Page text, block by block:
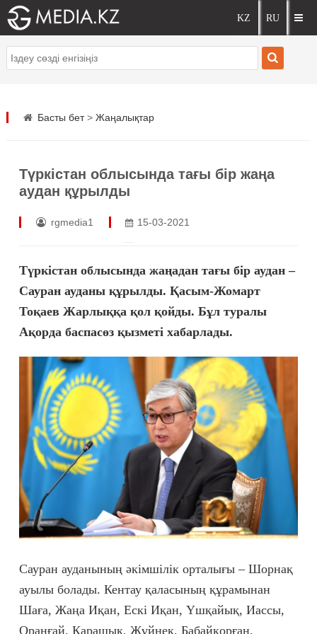
Басты бет> Жаңалықтар
Түркістан облысында тағы бір жаңа
аудан құрылды
rgmedia1 15-03-2021
Түркістан облысында жаңадан тағы бір аудан –
Сауран ауданы құрылды. Қасым-Жомарт
Тоқаев Жарлыққа қол қойды. Бұл туралы
Ақорда баспасөз қызметі хабарлады.
Сауран ауданының әкімшілік орталығы – Шорнақ
ауылы болады. Кентау қаласының құрамынан
Шаға, Жаңа Иқан, Ескі Иқан, Үшқайық, Иассы,
Оранғай, Қарашық, Жүйнек, Бабайқорған,